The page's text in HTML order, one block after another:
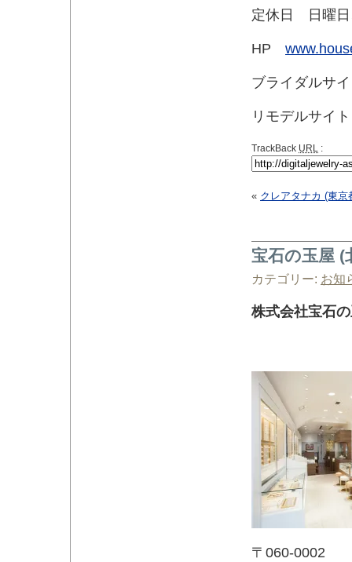
定休日 日曜日
HP
ブライダルサ
リモデルサイ
TrackBack URL :
« クレアタナカ (東京
宝石の玉屋 (
カテゴリー: お知
株式会社宝石
〒060-0002